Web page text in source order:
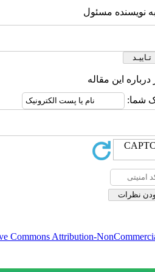
نویسنده مسئول
این مقاله
شما:
Commons Attribution-